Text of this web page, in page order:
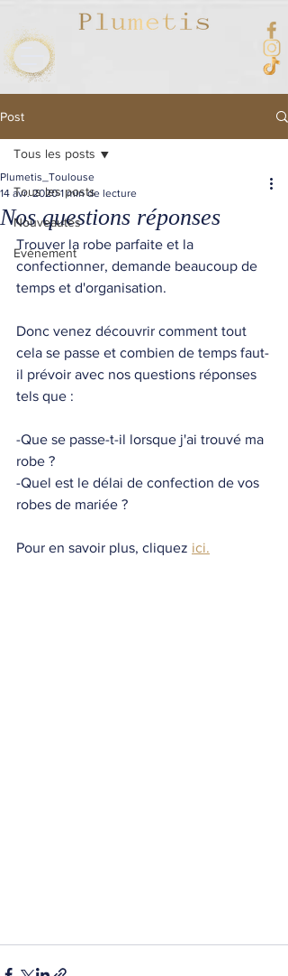
Post
Tous les posts
Nouveautés
Evénement
Tous les posts
Nos questions réponses
Plumetis_Toulouse
14 avr. 2020 1 min de lecture
Trouver la robe parfaite et la
confectionner, demande beaucoup de
temps et d'organisation.
Donc venez découvrir comment tout
cela se passe et combien de temps faut-
il prévoir avec nos questions réponses
tels que :
-Que se passe-t-il lorsque j'ai trouvé ma
robe ?
-Quel est le délai de confection de vos
robes de mariée ?
Pour en savoir plus, cliquez ici.